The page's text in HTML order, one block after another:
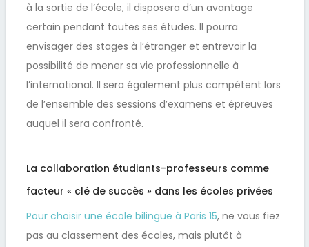
à la sortie de l’école, il disposera d’un avantage
certain pendant toutes ses études. Il pourra
envisager des stages à l’étranger et entrevoir la
possibilité de mener sa vie professionnelle à
l’international. Il sera également plus compétent lors
de l’ensemble des sessions d’examens et épreuves
auquel il sera confronté.
La collaboration étudiants-professeurs comme
facteur « clé de succès » dans les écoles privées
Pour choisir une école bilingue à Paris 15, ne vous fiez
pas au classement des écoles, mais plutôt à